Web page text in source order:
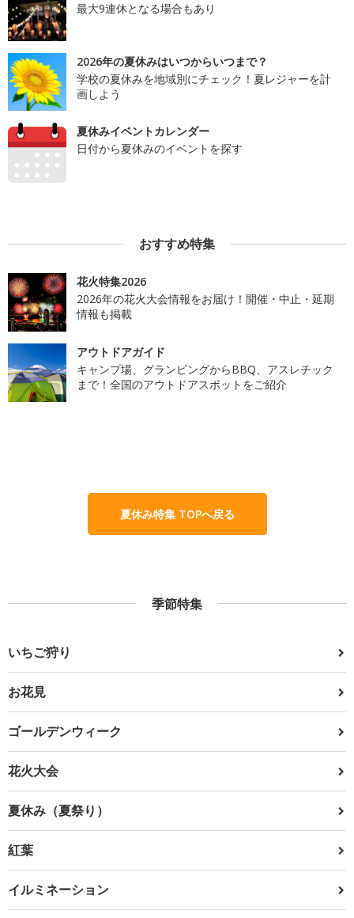
最大9連休となる場合もあり
2026年の夏休みはいつからいつまで？
学校の夏休みを地域別にチェック！夏レジャーを計
画しよう
夏休みイベントカレンダー
日付から夏休みのイベントを探す
おすすめ特集
花火特集2026
2026年の花火大会情報をお届け！開催・中止・延期
情報も掲載
アウトドアガイド
キャンプ場、グランピングからBBQ、アスレチック
まで！全国のアウトドアスポットをご紹介
夏休み特集 TOPへ戻る
季節特集
いちご狩り
お花見
ゴールデンウィーク
花火大会
夏休み（夏祭り）
紅葉
イルミネーション